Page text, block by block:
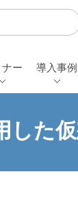
ー 導入事例
した